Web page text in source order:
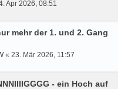
Apr 2026, 08:51
mehr der 1. und 2. Gang
« 23. Mär 2026, 11:57
- ein Hoch auf